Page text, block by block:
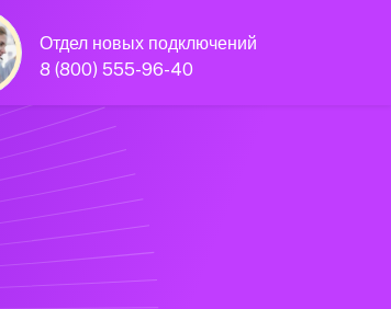
Отдел новых подключений
8 (800) 555-96-40